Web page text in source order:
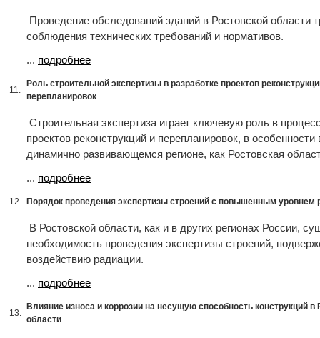
Проведение обследований зданий в Ростовской области
соблюдения технических требований и нормативов.
... подробнее
11.
Роль строительной экспертизы в разработке проектов
перепланировок
Строительная экспертиза играет ключевую роль в
проектов реконструкций и перепланировок, в особенности
динамично развивающемся регионе, как Ростовская
... подробнее
12. Порядок проведения экспертизы строений с повышенным уровнем
В Ростовской области, как и в других регионах России,
необходимость проведения экспертизы строений,
воздействию радиации.
... подробнее
13.
Влияние износа и коррозии на несущую способность конструкций в
области